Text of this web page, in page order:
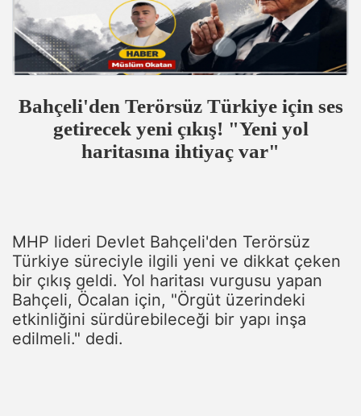
Bahçeli'den Terörsüz Türkiye için ses
getirecek yeni çıkış! "Yeni yol
haritasına ihtiyaç var"
MHP lideri Devlet Bahçeli'den Terörsüz
Türkiye süreciyle ilgili yeni ve dikkat çeken
bir çıkış geldi. Yol haritası vurgusu yapan
Bahçeli, Öcalan için, "Örgüt üzerindeki
etkinliğini sürdürebileceği bir yapı inşa
edilmeli." dedi.